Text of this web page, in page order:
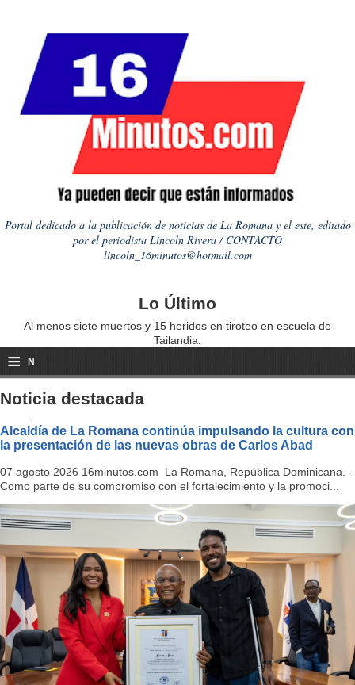
Portal dedicado a la publicación de noticias de La Romana y el este, editado
por el periodista Lincoln Rivera / CONTACTO
lincoln_16minutos@hotmail.com
Lo Último
Al menos siete muertos y 15 heridos en tiroteo en escuela de
Tailandia.
≡ N
a
i
g
a
ti
o
n
Noticia destacada
Alcaldía de La Romana continúa impulsando la cultura con
la presentación de las nuevas obras de Carlos Abad
07 agosto 2026 16minutos.com La Romana, República Dominicana. -
Como parte de su compromiso con el fortalecimiento y la promoci...